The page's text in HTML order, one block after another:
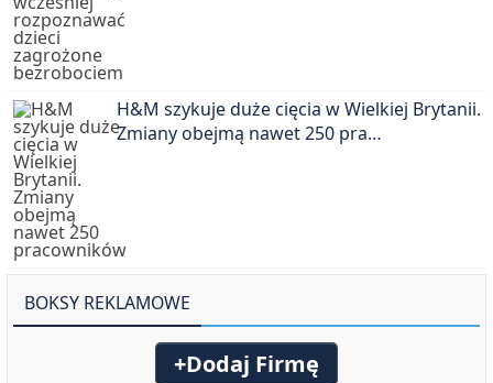
H&M szykuje duże cięcia w Wielkiej Brytanii.
Zmiany obejmą nawet 250 pra…
BOKSY REKLAMOWE
+Dodaj Firmę